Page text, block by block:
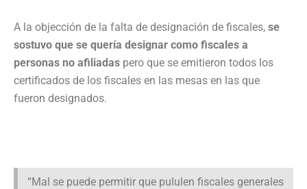
A la objección de la falta de designación de fiscales, se
sostuvo que se quería designar como fiscales a
personas no afiliadas pero que se emitieron todos los
certificados de los fiscales en las mesas en las que
fueron designados.
“Mal se puede permitir que pululen fiscales generales